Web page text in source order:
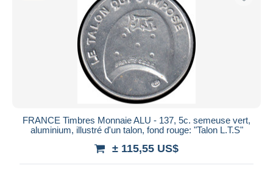
FRANCE Timbres Monnaie ALU - 137, 5c. semeuse vert,
aluminium, illustré d'un talon, fond rouge: "Talon L.T.S"
± 115,55 US$